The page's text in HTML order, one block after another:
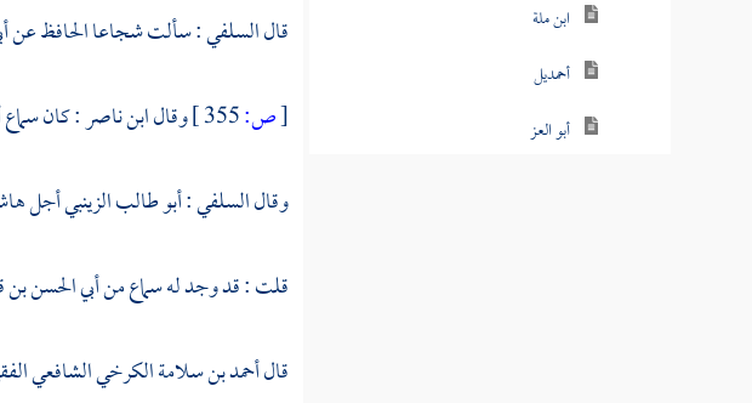
ابن ملة
أحمديل
أبو العز
قالالسلفي: سألتشجاعا الحافظعن
[ص: وقالابن ناصر: كان سماع
وقالالسلفي:أبو طالب الزينبيأجل
قلت : قد وجد له سماع منأبي الحسن
قالأحمد بن سلامة الكرخي الشافعي